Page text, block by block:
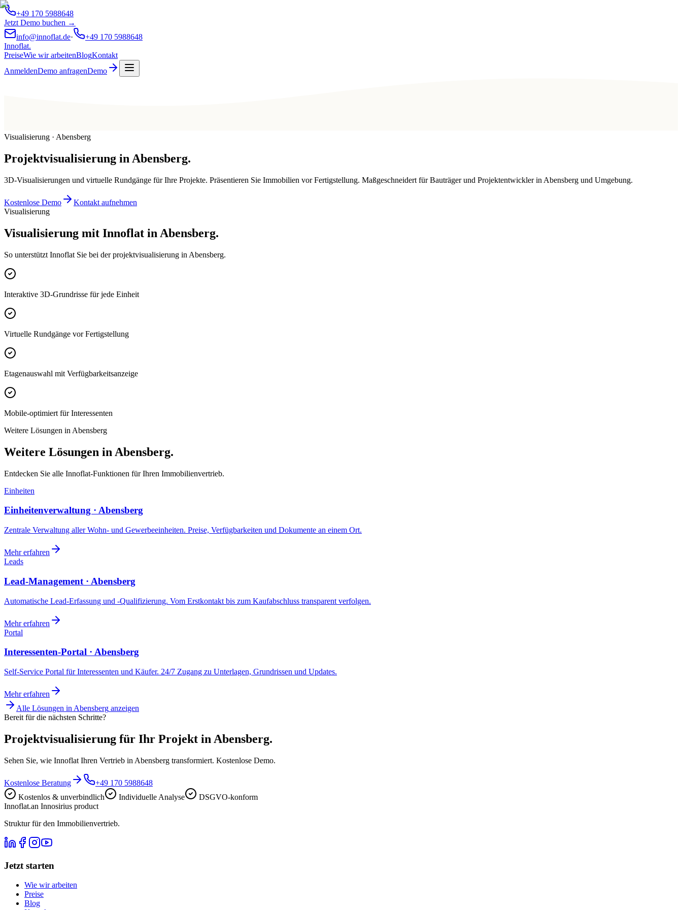
+49 170 5988648
Jetzt Demo buchen →
info@innoflat.de·
+49 170 5988648
Innoflat.
PreiseWie wir arbeitenBlogKontakt
AnmeldenDemo anfragenDemo
Visualisierung · Abensberg
Projektvisualisierung in Abensberg.
3D-Visualisierungen und virtuelle Rundgänge für Ihre Projekte. Präsentieren Sie Immobilien vor Fertigstellung. Maßgeschneidert für Bauträger und Projektentwickler in Abensberg und Umgebung.
Kostenlose Demo
Kontakt aufnehmen
Visualisierung
Visualisierung mit Innoflat in Abensberg.
So unterstützt Innoflat Sie bei der projektvisualisierung in Abensberg.
Interaktive 3D-Grundrisse für jede Einheit
Virtuelle Rundgänge vor Fertigstellung
Etagenauswahl mit Verfügbarkeitsanzeige
Mobile-optimiert für Interessenten
Weitere Lösungen in Abensberg
Weitere Lösungen in Abensberg.
Entdecken Sie alle Innoflat-Funktionen für Ihren Immobilienvertrieb.
Einheiten
Einheitenverwaltung · Abensberg
Zentrale Verwaltung aller Wohn- und Gewerbeeinheiten. Preise, Verfügbarkeiten und Dokumente an einem Ort.
Mehr erfahren
Leads
Lead-Management · Abensberg
Automatische Lead-Erfassung und -Qualifizierung. Vom Erstkontakt bis zum Kaufabschluss transparent verfolgen.
Mehr erfahren
Portal
Interessenten-Portal · Abensberg
Self-Service Portal für Interessenten und Käufer. 24/7 Zugang zu Unterlagen, Grundrissen und Updates.
Mehr erfahren
Alle Lösungen in Abensberg anzeigen
Bereit für die nächsten Schritte?
Projektvisualisierung für Ihr Projekt in Abensberg.
Sehen Sie, wie Innoflat Ihren Vertrieb in Abensberg transformiert. Kostenlose Demo.
Kostenlose Beratung
+49 170 5988648
Kostenlos & unverbindlich
Individuelle Analyse
DSGVO-konform
Innoflat.an Innosirius product
Struktur für den Immobilienvertrieb.
Jetzt starten
Wie wir arbeiten
Preise
Blog